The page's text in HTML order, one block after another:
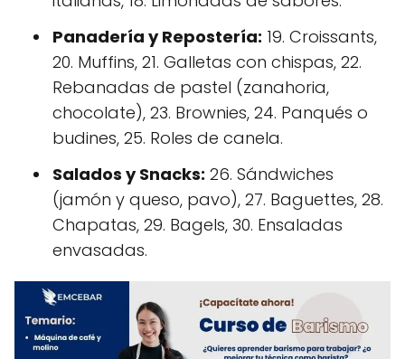
Panadería y Repostería: 19. Croissants,
20. Muffins, 21. Galletas con chispas, 22.
Rebanadas de pastel (zanahoria,
chocolate), 23. Brownies, 24. Panqués o
budines, 25. Roles de canela.
Salados y Snacks: 26. Sándwiches
(jamón y queso, pavo), 27. Baguettes, 28.
Chapatas, 29. Bagels, 30. Ensaladas
envasadas.